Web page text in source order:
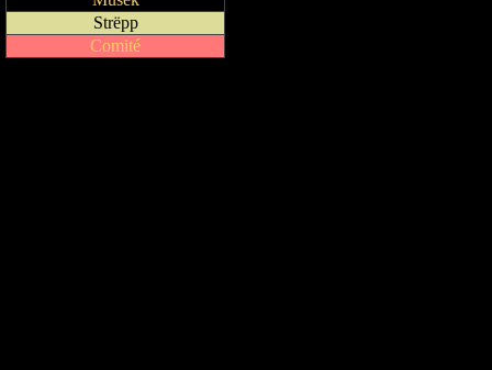
Strëpp
Comité